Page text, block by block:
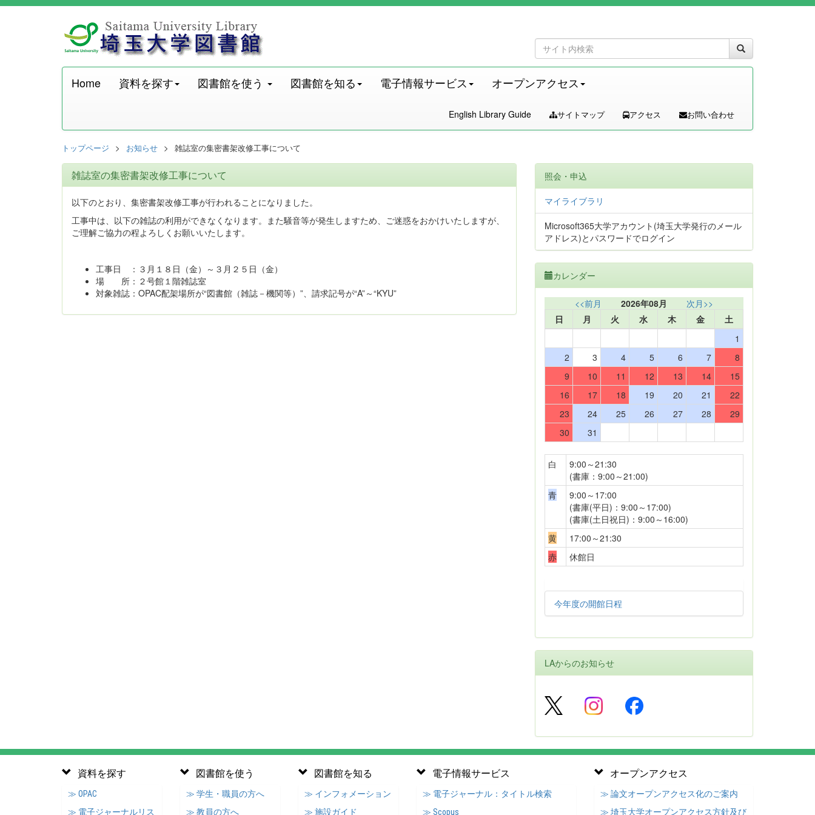
Home 資料を探す 図書館を使う 図書館を知る 電子情報サービス オープンアクセス
English Library Guide サイトマップ アクセス お問い合わせ
トップページ お知らせ 雑誌室の集密書架改修工事について
雑誌室の集密書架改修工事について
以下のとおり、集密書架改修工事が行われることになりました。
工事中は、以下の雑誌の利用ができなくなります。また騒音等が発生しますため、ご迷惑をおかけいたしますが、
ご理解ご協力の程よろしくお願いいたします。
工事日 ：３月１８日（金）～３月２５日（金）
場 所：２号館１階雑誌室
対象雑誌：OPAC配架場所が“図書館（雑誌－機関等）”、請求記号が“A”～“KYU”
照会・申込
マイライブラリ
Microsoft365大学アカウント(埼玉大学発行のメール
アドレス)とパスワードでログイン
カレンダー
<<前月 2026年08月
次月>>
日
月 火 水 木 金
土
1
2
3 4 5 6 7
8
9
10 11 12 13 14
15
16
17 18 19 20 21
22
23
24 25 26 27 28
29
30
31
白
9:00～21:30
(書庫：9:00～21:00)
青
9:00～17:00
(書庫(平日)：9:00～17:00)
(書庫(土日祝日)：9:00～16:00)
黄
17:00～21:30
赤
休館日
今年度の開館日程
LAからのお知らせ
資料を探す
≫ OPAC
≫ 電子ジャーナルリス
図書館を使う
≫ 学生・職員の方へ
≫ 教員の方へ
図書館を知る
≫ インフォメーション
≫ 施設ガイド
電子情報サービス
≫ 電子ジャーナル：タイトル検索
≫ Scopus
オープンアクセス
≫ 論文オープンアクセス化のご案内
≫ 埼玉大学オープンアクセス方針及び